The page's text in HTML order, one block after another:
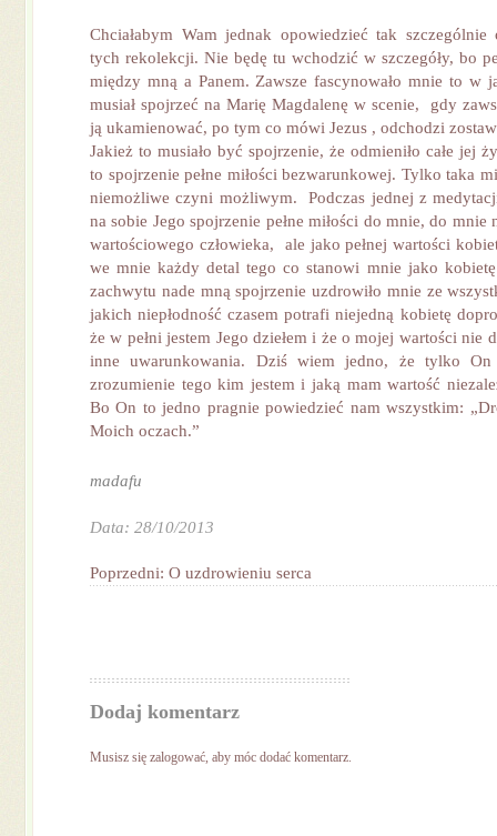
Chciałabym Wam jednak opowiedzieć tak
tych rekolekcji. Nie będę tu wchodzić w szczegóły, bo
między mną a Panem. Zawsze fascynowało mnie to w
musiał spojrzeć na Marię Magdalenę w scenie, gdy
ją ukamienować, po tym co mówi Jezus , odchodzi
Jakież to musiało być spojrzenie, że odmieniło całe jej
to spojrzenie pełne miłości bezwarunkowej. Tylko taka
niemożliwe czyni możliwym. Podczas jednej z
na sobie Jego spojrzenie pełne miłości do mnie, do
wartościowego człowieka, ale jako pełnej wartości
we mnie każdy detal tego co stanowi mnie jako
zachwytu nade mną spojrzenie uzdrowiło mnie ze
jakich niepłodność czasem potrafi niejedną kobietę
że w pełni jestem Jego dziełem i że o mojej wartości nie
inne uwarunkowania. Dziś wiem jedno, że tylko
zrozumienie tego kim jestem i jaką mam wartość
Bo On to jedno pragnie powiedzieć nam wszystkim:
Moich oczach.”
madafu
Data: 28/10/2013
Poprzedni: O uzdrowieniu serca
Dodaj komentarz
Musisz się zalogować, aby móc dodać komentarz.